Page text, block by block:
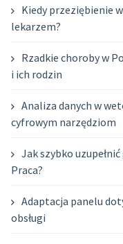
Kiedy przeziębienie
lekarzem?
Rzadkie choroby w
i ich rodzin
Analiza danych w
cyfrowym narzędziom
Jak szybko
Praca?
Adaptacja panelu
obsługi